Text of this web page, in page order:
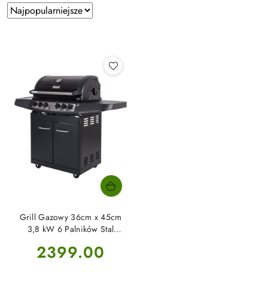
Zastosowano
sortowanie:
Sortuj
według
Grill Gazowy 36cm x 45cm
3,8 kW 6 Palników Stal
Masport
Cena:
2399.00